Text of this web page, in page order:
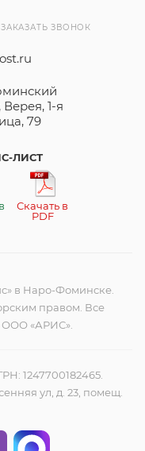
ЗАКАЗАТЬ ЗВОНОК
1-я
79
ЛИСТ
Скачать в
PDF
в Наро-Фоминске.
правом. Все
ООО «АРИС».
1247700182465.
ул, д. 23, помещ.